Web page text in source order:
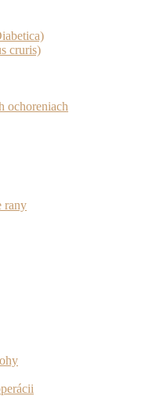
cruris)
ochoreniach
rany